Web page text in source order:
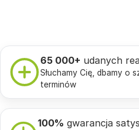
65 000+ udanych
Słuchamy Cię, dbamy o
terminów
100% gwarancja